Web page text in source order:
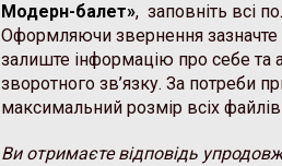
Модерн-балет», заповніть всі
Оформляючи звернення зазначте
залиште інформацію про себе та
зворотного зв’язку. За потреби
максимальний розмір всіх
Ви отримаєте відповідь